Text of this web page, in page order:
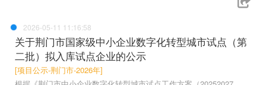
2026-05-11 11:16:58
关于荆门市国家级中小企业数字化转型城市试点（第
二批）拟入库试点企业的公示
[项目公示-荆门市-2026年]